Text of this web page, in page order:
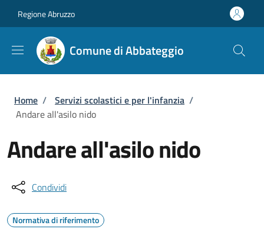
Regione Abruzzo
Comune di Abbateggio
Briciole di pane
Home / Servizi scolastici e per l'infanzia /
Andare all'asilo nido
Andare all'asilo nido
Condividi
Normativa di riferimento